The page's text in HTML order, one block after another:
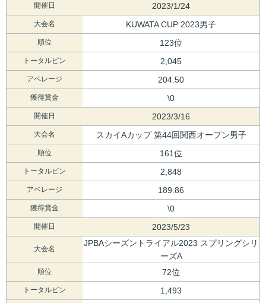
開催日 2023/1/24
大会名 KUWATA CUP 2023男子
順位 123位
トータルピン 2,045
アベレージ 204.50
獲得賞金 \0
開催日 2023/3/16
大会名 スカイAカップ 第44回関西オープン男子
順位 161位
トータルピン 2,848
アベレージ 189.86
獲得賞金 \0
開催日 2023/5/23
大会名
JPBAシーズントライアル2023 スプリングシリ
ーズA
順位 72位
トータルピン 1,493